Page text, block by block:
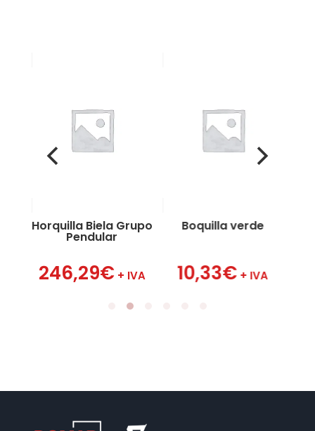
Horquilla Biela Grupo
Pendular
246,29€ + IVA
Boquilla verde
10,33€ + IVA